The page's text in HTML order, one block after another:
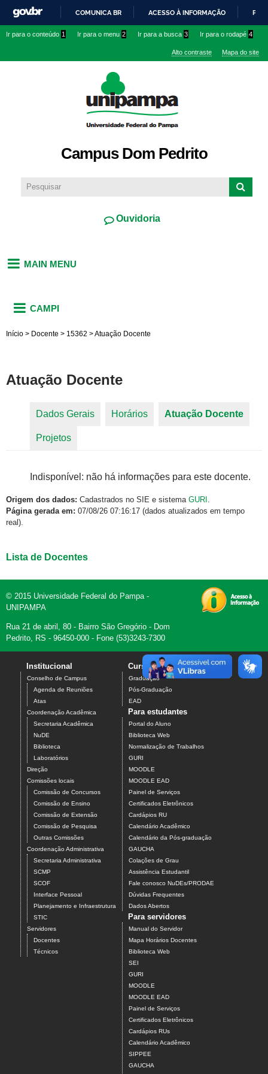
conteúdo
IR
O
COMUNICA BR ACESSO À INFORMAÇÃO
Ir para o conteúdo 1 Ir para o menu 2 Ir para a busca 3 Ir para o rodapé 4
Alto contraste Mapa do site
Campus Dom Pedrito
Ouvidoria
MAIN MENU
CAMPI
Início > Docente > 15362 >Atuação Docente
Atuação Docente
Dados Gerais Horários Atuação Docente
Projetos
Indisponível: não há informações para este docente.
Origem dos dados: Cadastrados no SIE e sistema GURI .
Página gerada em: 07/08/26 07:16:17 (dados atualizados em tempo
real).
Lista de Docentes
© 2015 Universidade Federal do Pampa -
UNIPAMPA
Rua 21 de abril, 80 - Bairro São Gregório - Dom
Pedrito, RS - 96450-000 - Fone (53)3243-7300
Institucional
Conselho de Campus
Agenda de Reuniões
Atas
Coordenação Acadêmica
Secretaria Acadêmica
NuDE
Biblioteca
Laboratórios
Direção
Comissões locais
Comissão de Concursos
Comissão de Ensino
Comissão de Extensão
Comissão de Pesquisa
Outras Comissões
Coordenação Administrativa
Secretaria Administrativa
SCMP
SCOF
Interface Pessoal
Planejamento e Infraestrutura
STIC
Servidores
Docentes
Técnicos
Cursos
Graduação
Pós-Graduação
EAD
Contato
Para estudantes
Portal do Aluno
Biblioteca Web
Normalização de Trabalhos
GURI
MOODLE
MOODLE EAD
Painel de Serviços
Certificados Eletrônicos
Cardápios RU
Calendário Acadêmico
Calendário da Pós-graduação
GAUCHA
Colações de Grau
Assistência Estudantil
Fale conosco NuDEs/PRODAE
Dúvidas Frequentes
Dados Abertos
Para servidores
Manual do Servidor
Mapa Horários Docentes
Biblioteca Web
SEI
GURI
MOODLE
MOODLE EAD
Painel de Serviços
Certificados Eletrônicos
Cardápios RUs
Calendário Acadêmico
SIPPEE
GAUCHA